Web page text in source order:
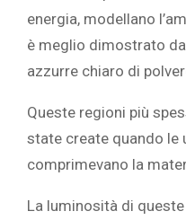
energia, modellano
è meglio dimostrato
azzurre chiaro di
Queste regioni più
state create quando le
comprimevano la
La luminosità di